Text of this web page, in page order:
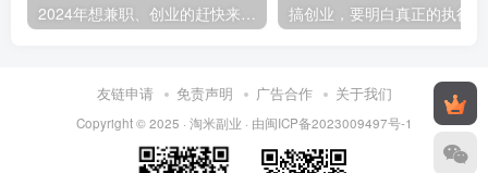
2024年想兼职、创业的赶快来看，干货满满，提前打算，重在行动！
友链申请 免责声明 广告合作 关于我们
Copyright © 2025 · 淘米副业 · 由闽ICP备2023009497号-1